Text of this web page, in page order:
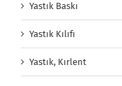
Yastık Baskı
Yastık Kılıfı
Yastık, Kırlent